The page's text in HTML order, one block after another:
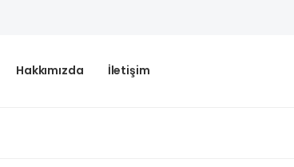
Hakkımızda İletişim